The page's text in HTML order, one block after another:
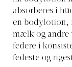
absorberes i
en bodylotion,
mælk og andre
federe i
fedeste og